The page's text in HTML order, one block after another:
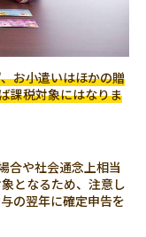
お小遣いはほかの贈
課税対象にはなりま
合や社会通念上相当
となるため、注意し
の翌年に確定申告を